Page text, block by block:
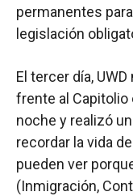
permanentes
legislación
El tercer día,
frente al Capitolio
noche y realizó
recordar la vida
pueden ver
(Inmigración,